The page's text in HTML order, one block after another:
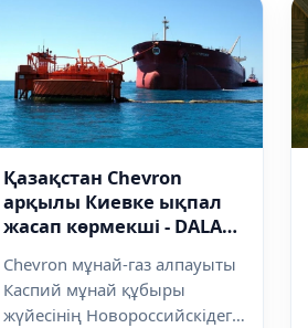
Қазақстан Chevron
арқылы Киевке ықпал
жасап көрмекші - DALA
Chevron мұнай-газ алпауыты
Каспий мұнай құбыры
жүйесінің Новороссийскідегі